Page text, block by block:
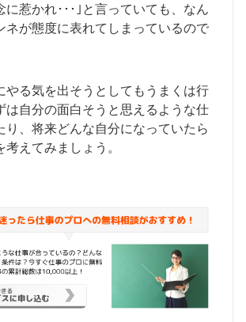
に惹かれ･･･｣と言っていても、なん
ネが態度に表れてしまっているので
やる気を出そうとしてもうまくは行
は自分の面白そうと思えるような仕
り、将来どんな自分になっていたら
えてみましょう。